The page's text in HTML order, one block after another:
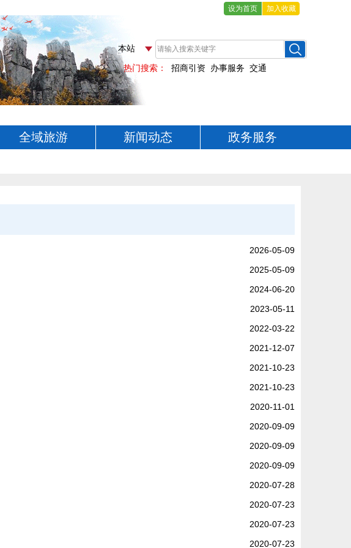
设为首页 加入收藏
全域旅游 新闻动态 政务服务
2026-05-09
2025-05-09
2024-06-20
2023-05-11
2022-03-22
2021-12-07
2021-10-23
2021-10-23
2020-11-01
2020-09-09
2020-09-09
2020-09-09
2020-07-28
2020-07-23
2020-07-23
2020-07-23